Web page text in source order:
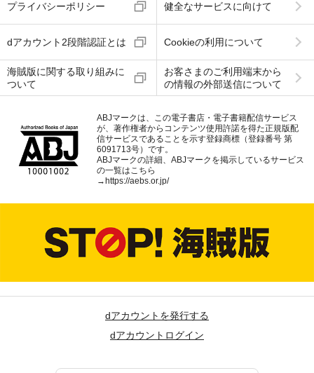
プライバシーポリシー 健全なサービスに向けて
dアカウント2段階認証とは Cookieの利用について
海賊版に関する取り組みに
ついて
お客さまのご利用端末から
の情報の外部送信について
ABJマークは、この電子書店・電子書籍配信サービス
が、著作権者からコンテンツ使用許諾を得た正規版配
信サービスであることを示す登録商標（登録番号 第
6091713号）です。
ABJマークの詳細、ABJマークを掲示しているサービス
の一覧はこちら
→ https://aebs.or.jp/
dアカウントを発行する
dアカウントログイン